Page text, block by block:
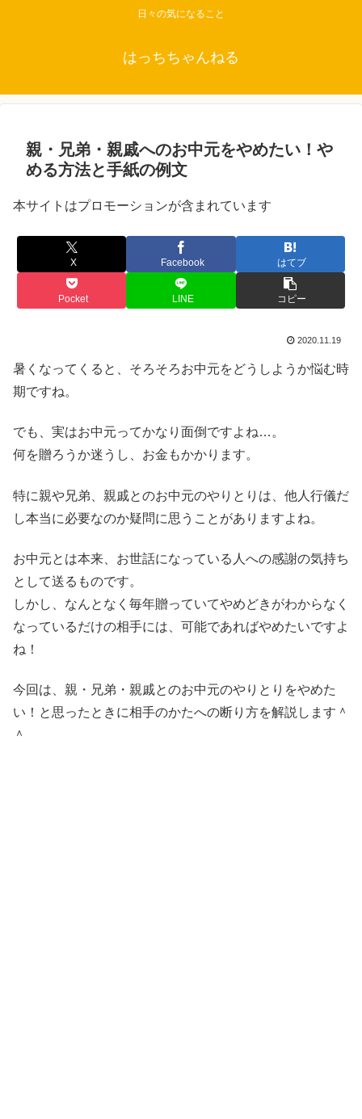
日々の気になること
はっちちゃんねる
親・兄弟・親戚へのお中元をやめたい！や
める方法と手紙の例文
本サイトはプロモーションが含まれています
X Facebook はてブ
Pocket LINE コピー
2020.11.19
暑くなってくると、そろそろお中元をどうしようか悩む時
期ですね。
でも、実はお中元ってかなり面倒ですよね…。
何を贈ろうか迷うし、お金もかかります。
特に親や兄弟、親戚とのお中元のやりとりは、他人行儀だ
し本当に必要なのか疑問に思うことがありますよね。
お中元とは本来、お世話になっている人への感謝の気持ち
として送るものです。
しかし、なんとなく毎年贈っていてやめどきがわからなく
なっているだけの相手には、可能であればやめたいですよ
ね！
今回は、親・兄弟・親戚とのお中元のやりとりをやめた
い！と思ったときに相手のかたへの断り方を解説します＾
＾